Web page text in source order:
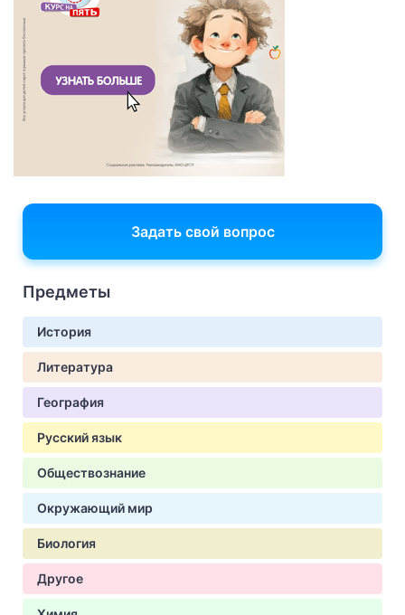
Задать свой вопрос
Предметы
История
Литература
География
Русский язык
Обществознание
Окружающий мир
Биология
Другое